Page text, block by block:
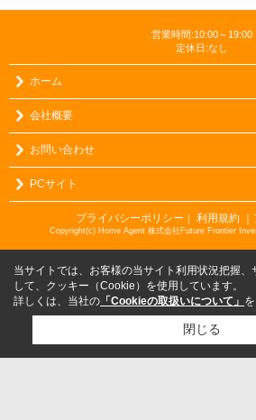
営業時間:10:00～19:00
定休日:なし
ホーム
会社概要
お問い合わせ
PCサイト
プライバシーポリシー 利用規約
Copyright(c) Home Agent 株式会社Future Frontier
当サイトでは、お客様の当サイト利用状況把握、
して、クッキー（Cookie）を使用しています。
詳しくは、当社の 「Cookieの取扱いについて」
閉じる